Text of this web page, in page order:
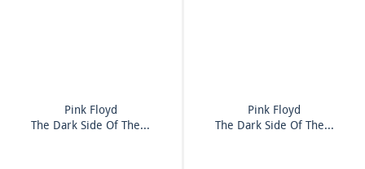
Pink Floyd
The Dark Side Of The...
Pink Floyd
The Dark Side Of The...